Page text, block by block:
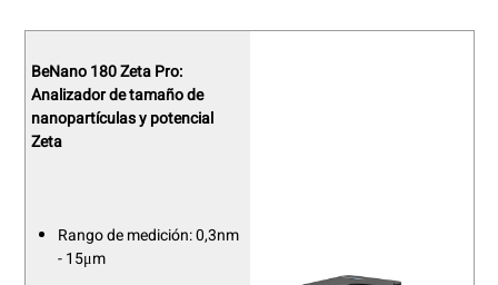
BeNano 180 Zeta Pro:
Analizador de tamaño de
nanopartículas y potencial
Zeta
Rango de medición: 0,3nm
- 15μm